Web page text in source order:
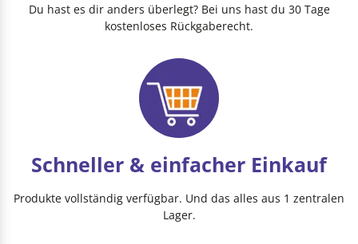
Du hast es dir anders überlegt? Bei uns hast du 30 Tage
kostenloses Rückgaberecht.
Schneller & einfacher Einkauf
Produkte vollständig verfügbar. Und das alles aus 1 zentralen
Lager.